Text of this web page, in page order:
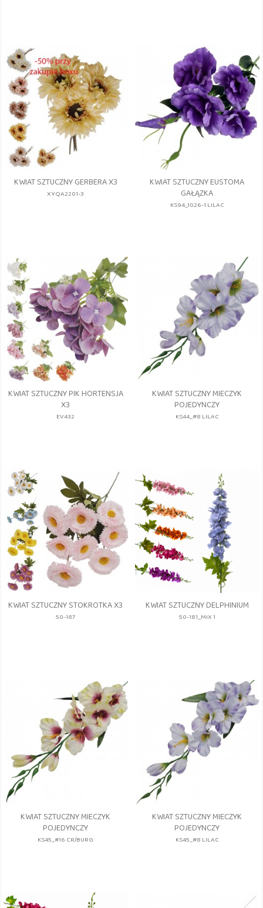
KWIAT SZTUCZNY GERBERA X3
XYQA2201-3
KWIAT SZTUCZNY EUSTOMA
GAŁĄZKA
KS94_1026-1 LILAC
KWIAT SZTUCZNY PIK HORTENSJA
X3
EV432
KWIAT SZTUCZNY MIECZYK
POJEDYNCZY
KS44_#8 LILAC
KWIAT SZTUCZNY STOKROTKA X3
50-187
KWIAT SZTUCZNY DELPHINIUM
50-181_MIX 1
KWIAT SZTUCZNY MIECZYK
POJEDYNCZY
KS45_#16 CR/BURG
KWIAT SZTUCZNY MIECZYK
POJEDYNCZY
KS45_#8 LILAC